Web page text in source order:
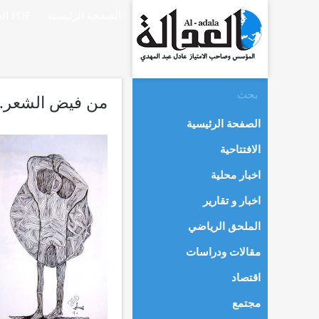
من فيض
الصفحة الرئيسية
الافتتاحية
اخبار محلية
اخبار و تقارير
الملحق الرياضي
مقالات ودراسات
اقتصاد
مجتمع